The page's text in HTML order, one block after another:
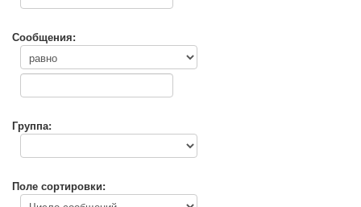
Сообщения:
Группа:
Поле сортировки: